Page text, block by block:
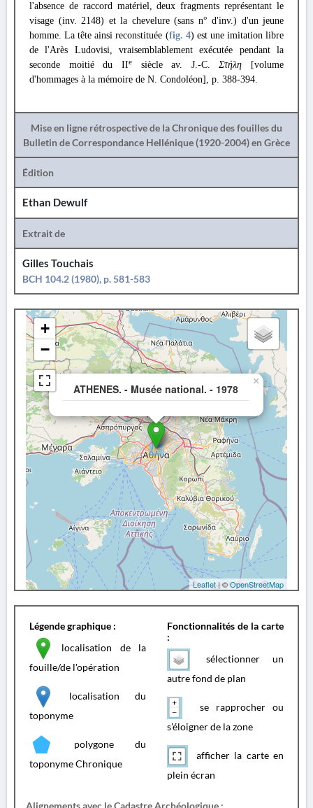
l'absence de raccord matériel, deux fragments représentant le
visage (inv. 2148) et la chevelure (sans n° d'inv.) d'un jeune
homme. La tête ainsi reconstituée (fig. 4) est une imitation libre
de l'Arès Ludovisi, vraisemblablement exécutée pendant la
seconde moitié du IIesiècle av. J.-C.Στήλη
[volume
d'hommages à la mémoire de N. Condoléon], p. 388-394.
Mise en ligne rétrospective de la Chronique des fouilles du
Bulletin de Correspondance Hellénique (1920-2004) en Grèce
Édition
Ethan Dewulf
Extrait de
Gilles Touchais
BCH 104.2 (1980), p. 581-583
ATHENES. - Musée national. - 1978
×
+
−
Leaflet| ©OpenStreetMap
Légende graphique :
localisation de la
fouille/de l'opération
localisation du
toponyme
polygone du
toponyme Chronique
Fonctionnalités de la carte
:
sélectionner un
autre fond de plan
se rapprocher ou
s'éloigner de la zone
afficher la carte en
plein écran
Alignements avec le Cadastre Archéologique :